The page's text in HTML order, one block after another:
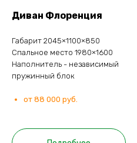
Диван Флоренция
Габарит 2045×1100×850
Спальное место 1980×1600
Наполнитель - независимый
пружинный блок
от 88 000 руб.